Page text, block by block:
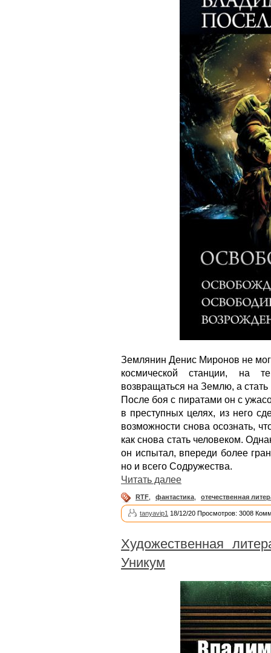
Землянин Денис Миронов не мог
космической станции, на
возвращаться на Землю, а
После боя с пиратами он с
в преступных целях, из него
возможности снова осознать,
как снова стать человеком.
он испытал, впереди более
но и всего Содружества.
Читать далее
RTF фантастика отечественная
tanyavip1 18/12/20 Просмотров: 3008
Художественная
Уникум